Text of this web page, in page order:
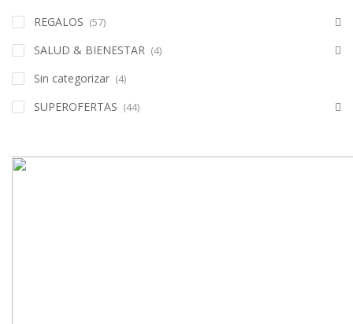
REGALOS (57)
SALUD & BIENESTAR (4)
Sin categorizar (4)
SUPEROFERTAS (44)